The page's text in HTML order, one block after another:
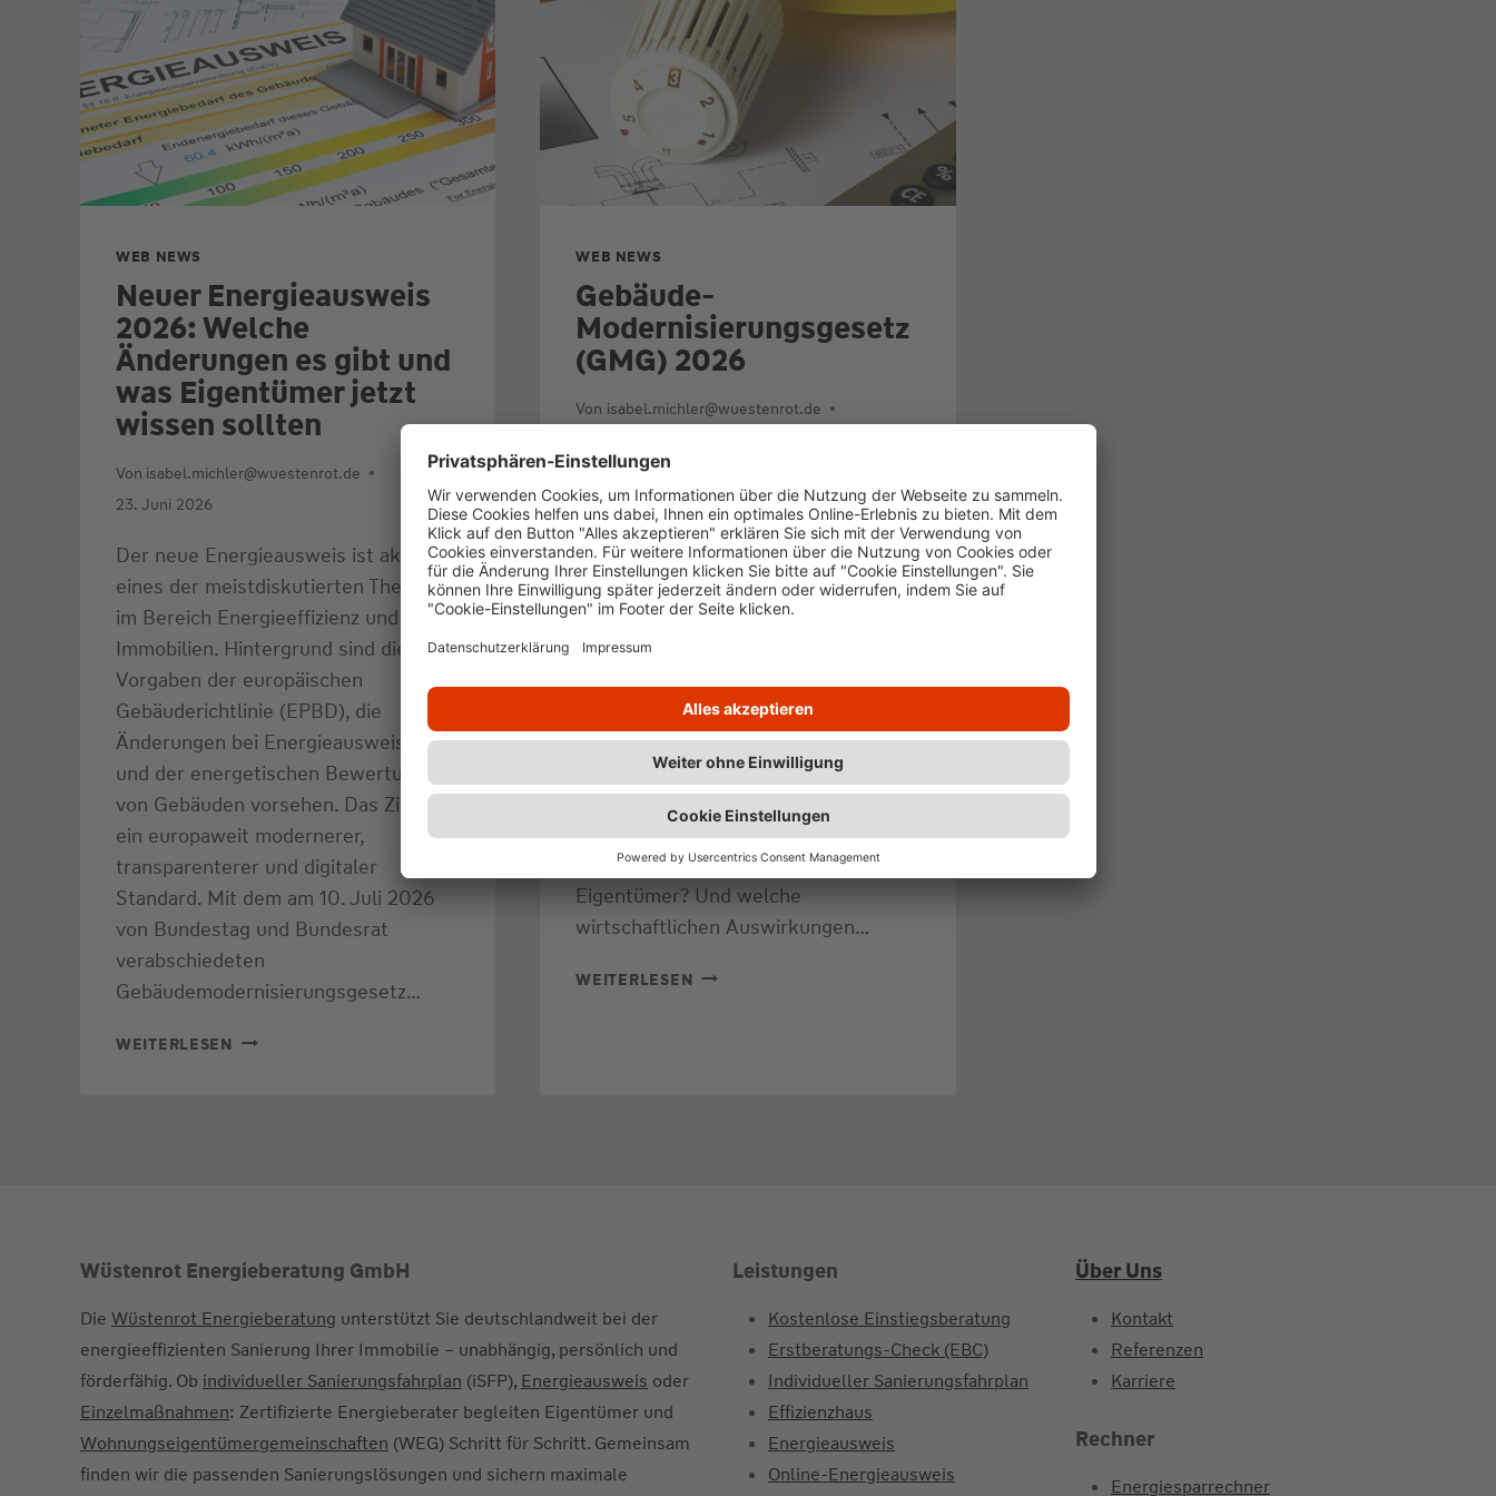
WEB NEWS
Neuer Energieausweis
2026: Welche
Änderungen es gibt und
was Eigentümer jetzt
wissen sollten
Von isabel.michler@wuestenrot.de
23. Juni 2026
Der neue Energieausweis ist aktuell
eines der meistdiskutierten Themen
im Bereich Energieeffizienz und
Immobilien. Hintergrund sind die
Vorgaben der europäischen
Gebäuderichtlinie (EPBD), die
Änderungen bei Energieausweisen
und der energetischen Bewertung
von Gebäuden vorsehen. Das Ziel ist
ein europaweit modernerer,
transparenterer und digitaler
Standard. Mit dem am 10. Juli 2026
von Bundestag und Bundesrat
verabschiedeten
Gebäudemodernisierungsgesetz…
WEITERLESEN NEUER
UND
EIGENTÜMER
JETZT
WISSEN
SOLLTEN
WEB NEWS
Gebäude-
Modernisierungsgesetz
(GMG) 2026
Von isabel.michler@wuestenrot.de
Was Eigentümer jetzt zur
Heizungswahl wissen müssen Das
neue Gebäude-
Modernisierungsgesetz (GMG) soll
die bisherigen Regelungen zum
Heizungstausch ablösen. Diese waren
(GEG) verankert und wurden in der
öffentlichen Diskussion häufig als
„Heizungsgesetz“ bezeichnet. Ziel der
Reform ist mehr Technologieoffenheit
und weniger Bürokratie. Doch was
bedeutet das konkret für
Eigentümer? Und welche
wirtschaftlichen Auswirkungen…
WEITERLESEN GEBÄUDE-
Wüstenrot Energieberatung GmbH
Die Wüstenrot Energieberatung unterstützt Sie deutschlandweit bei der
energieeffizienten Sanierung Ihrer Immobilie – unabhängig, persönlich und
förderfähig. Ob individueller Sanierungsfahrplan (iSFP), Energieausweis oder
Einzelmaßnahmen: Zertifizierte Energieberater begleiten Eigentümer und
Wohnungseigentümergemeinschaften (WEG) Schritt für Schritt. Gemeinsam
finden wir die passenden Sanierungslösungen und sichern maximale
Leistungen
Kostenlose Einstiegsberatung
Erstberatungs-Check (EBC)
Individueller Sanierungsfahrplan
Effizienzhaus
Energieausweis
Online-Energieausweis
Über Uns
Kontakt
Referenzen
Karriere
Rechner
Energiesparrechner